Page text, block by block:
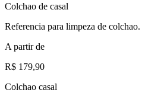
Colchao de casal
Referencia para limpeza de colchao.
A partir de
R$ 179,90
Colchao casal